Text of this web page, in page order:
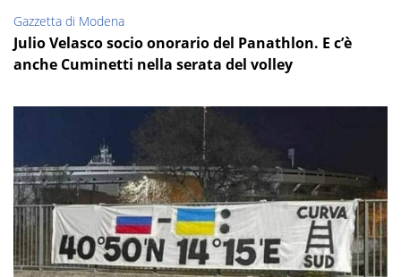
Gazzetta di Modena
Julio Velasco socio onorario del Panathlon. E c’è
anche Cuminetti nella serata del volley